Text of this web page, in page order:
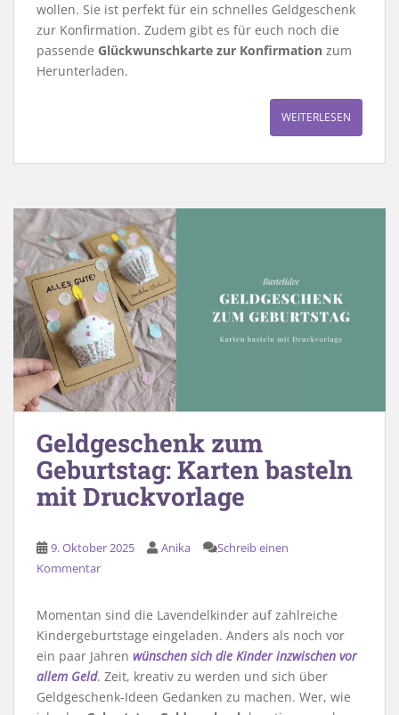
wollen. Sie ist perfekt für ein schnelles Geldgeschenk
zur Konfirmation. Zudem gibt es für euch noch die
passende Glückwunschkarte zur Konfirmation zum
Herunterladen.
WEITERLESEN
Geldgeschenk zum
Geburtstag: Karten basteln
mit Druckvorlage
9. Oktober 2025 Anika
Schreib einen
Kommentar
Momentan sind die Lavendelkinder auf zahlreiche
Kindergeburtstage eingeladen. Anders als noch vor
ein paar Jahren wünschen sich die Kinder inzwischen vor
allem Geld. Zeit, kreativ zu werden und sich über
Geldgeschenk-Ideen Gedanken zu machen. Wer, wie